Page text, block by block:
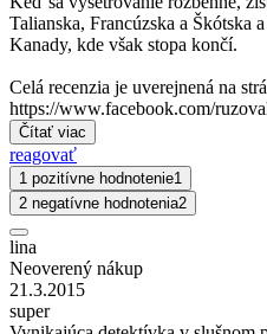
Talianska, Francúzska a Škótska
Kanady, kde však stopa končí.
Celá recenzia je uverejnená na
https://www.facebook.com/
Čítať viac
reagovať
1 pozitívne hodnotenie1
2 negatívne hodnotenia2
lina
Neoverený nákup
21.3.2015
super